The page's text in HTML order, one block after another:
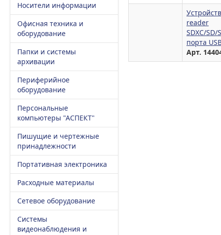
Носители информации
Офисная техника и
оборудование
Папки и системы
архивации
Периферийное
оборудование
Персональные
компьютеры "АСПЕКТ"
Пишущие и чертежные
принадлежности
Портативная электроника
Расходные материалы
Сетевое оборудование
Системы
видеонаблюдения и
reader
SDXC/
порта
Арт.